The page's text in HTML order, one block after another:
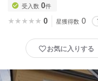
受入数 0件
★★★★★
★★★★★ 0 星獲得数 0
お気に入りする